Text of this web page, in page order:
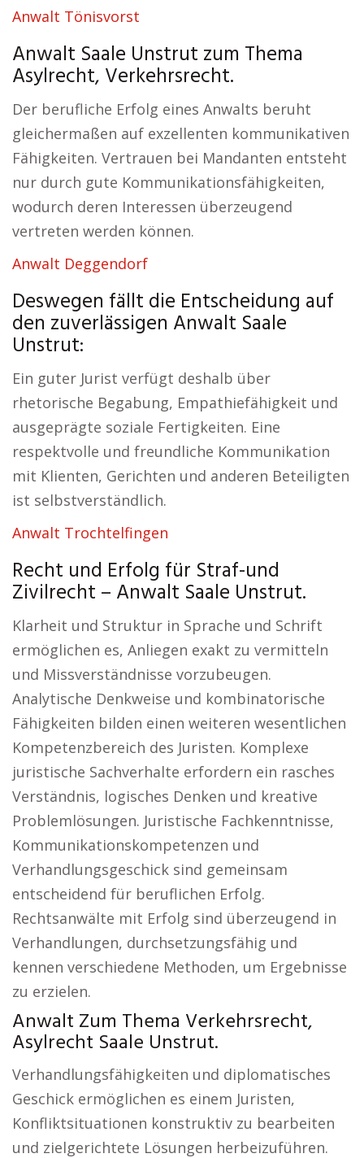
Anwalt Tönisvorst
Anwalt Saale Unstrut zum Thema
Asylrecht, Verkehrsrecht.
Der berufliche Erfolg eines Anwalts beruht
gleichermaßen auf exzellenten kommunikativen
Fähigkeiten. Vertrauen bei Mandanten entsteht
nur durch gute Kommunikationsfähigkeiten,
wodurch deren Interessen überzeugend
vertreten werden können.
Anwalt Deggendorf
Deswegen fällt die Entscheidung auf
den zuverlässigen Anwalt Saale
Unstrut:
Ein guter Jurist verfügt deshalb über
rhetorische Begabung, Empathiefähigkeit und
ausgeprägte soziale Fertigkeiten. Eine
respektvolle und freundliche Kommunikation
mit Klienten, Gerichten und anderen Beteiligten
ist selbstverständlich.
Anwalt Trochtelfingen
Recht und Erfolg für Straf-und
Zivilrecht – Anwalt Saale Unstrut.
Klarheit und Struktur in Sprache und Schrift
ermöglichen es, Anliegen exakt zu vermitteln
und Missverständnisse vorzubeugen.
Analytische Denkweise und kombinatorische
Fähigkeiten bilden einen weiteren wesentlichen
Kompetenzbereich des Juristen. Komplexe
juristische Sachverhalte erfordern ein rasches
Verständnis, logisches Denken und kreative
Problemlösungen. Juristische Fachkenntnisse,
Kommunikationskompetenzen und
Verhandlungsgeschick sind gemeinsam
entscheidend für beruflichen Erfolg.
Rechtsanwälte mit Erfolg sind überzeugend in
Verhandlungen, durchsetzungsfähig und
kennen verschiedene Methoden, um Ergebnisse
zu erzielen.
Anwalt Zum Thema Verkehrsrecht,
Asylrecht Saale Unstrut.
Verhandlungsfähigkeiten und diplomatisches
Geschick ermöglichen es einem Juristen,
Konfliktsituationen konstruktiv zu bearbeiten
und zielgerichtete Lösungen herbeizuführen.